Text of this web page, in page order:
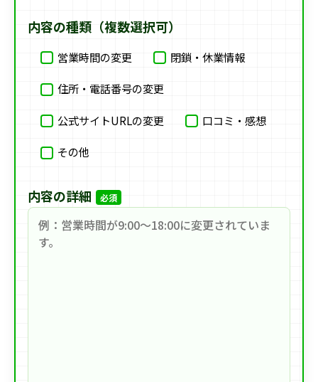
内容の種類（複数選択可）
営業時間の変更 閉鎖・休業情報
住所・電話番号の変更
公式サイトURLの変更 口コミ・感想
その他
内容の詳細 必須